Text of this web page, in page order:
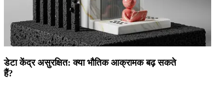
डेटा केंद्र असुरक्षित: क्या भौतिक आक्रामक बढ़ सकते
हैं?